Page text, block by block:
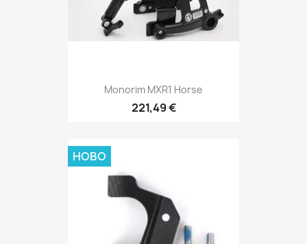
Monorim MXR1 Horse
221,49 €
НОВО